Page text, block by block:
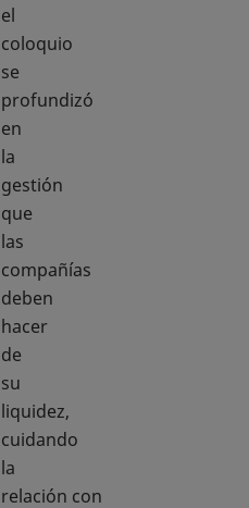
el
coloquio
se
profundizó
en
la
gestión
que
las
compañías
deben
hacer
de
su
liquidez,
cuidando
la
relación con